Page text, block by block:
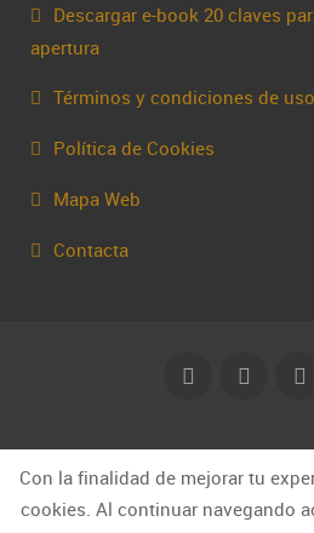
Descargar e-book 20 claves
apertura
Términos y condiciones de uso
Política de Cookies
Mapa Web
Contacta
© Capakhine 2025 |
Con la finalidad de mejorar tu
cookies. Al continuar navegando